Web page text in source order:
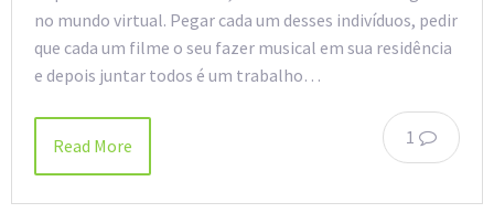
no mundo virtual. Pegar cada um desses indivíduos, pedir
que cada um filme o seu fazer musical em sua residência
e depois juntar todos é um trabalho…
1
Read More